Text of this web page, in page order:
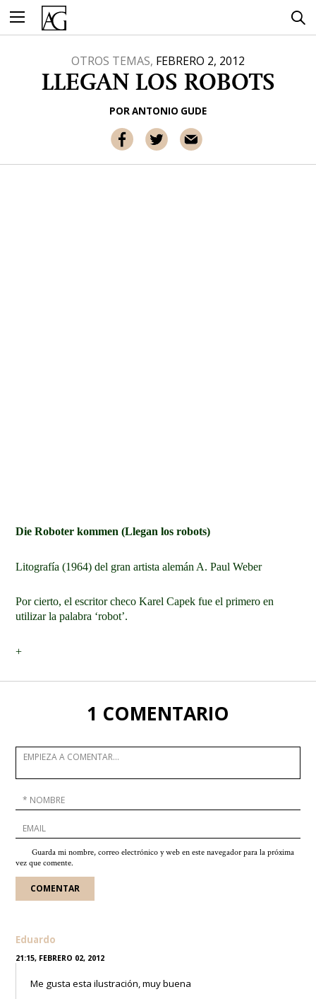
contenido
OTROS TEMAS, FEBRERO 2, 2012
LLEGAN LOS ROBOTS
PORANTONIO GUDE
Die Roboter kommen (Llegan los robots)
Litografía (1964) del gran artista alemán A. Paul Weber
Por cierto, el escritor checo Karel Capek fue el primero en
utilizar la palabra ‘robot’.
+
1 COMENTARIO
Guarda mi nombre, correo electrónico y web en este navegador para la próxima
vez que comente.
Eduardo
21:15, FEBRERO 02, 2012
Me gusta esta ilustración, muy buena